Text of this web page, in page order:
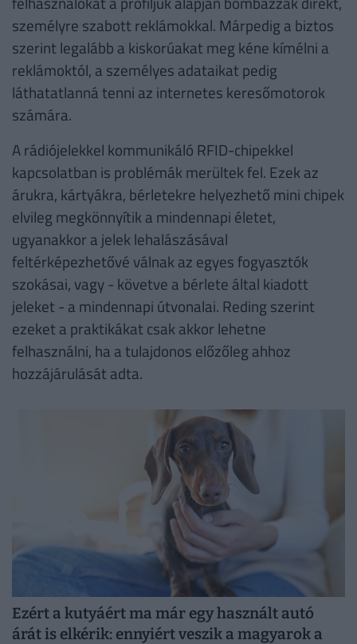
személyre szabott reklámokkal. Márpedig a biztos
szerint legalább a kiskorúakat meg kéne kímélni a
reklámoktól, a személyes adataikat pedig
láthatatlanná tenni az internetes keresőmotorok
számára.
A rádiójelekkel kommunikáló RFID-chipekkel
kapcsolatban is problémák merültek fel. Ezek az
árukra, kártyákra, bérletekre helyezhető mini chipek
elvileg megkönnyítik a mindennapi életet,
ugyanakkor a jelek lehalászásával
feltérképezhetővé válnak az egyes fogyasztók
szokásai, vagy - követve a bérlete által kiadott
jeleket - a mindennapi útvonalai. Reding szerint
ezeket a praktikákat csak akkor lehetne
felhasználni, ha a tulajdonos előzőleg ahhoz
hozzájárulását adta.
Ezért a kutyáért ma már egy használt autó
árát is elkérik: ennyiért veszik a magyarok a